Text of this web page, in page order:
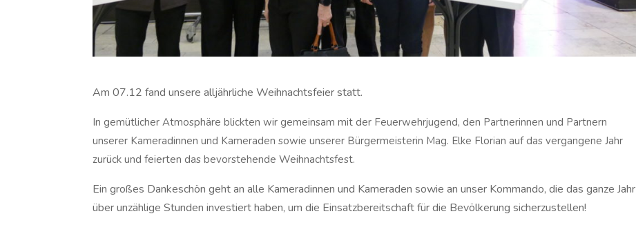
Am 07.12 fand unsere alljährliche Weihnachtsfeier statt.
In gemütlicher Atmosphäre blickten wir gemeinsam mit der Feuerwehrjugend, den Partnerinnen und Partnern
unserer Kameradinnen und Kameraden sowie unserer Bürgermeisterin Mag. Elke Florian auf das vergangene Jahr
zurück und feierten das bevorstehende Weihnachtsfest.
Ein großes Dankeschön geht an alle Kameradinnen und Kameraden sowie an unser Kommando, die das ganze Jahr
über unzählige Stunden investiert haben, um die Einsatzbereitschaft für die Bevölkerung sicherzustellen!